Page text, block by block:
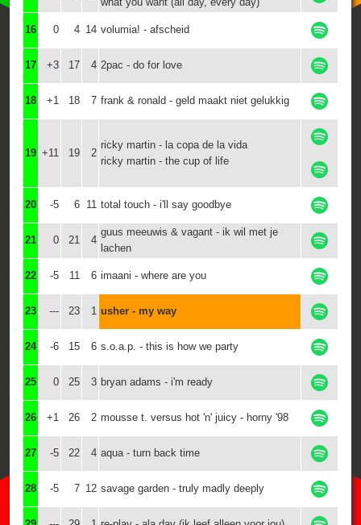
16 0 4 14 volumia! - afscheid
17 +3 17 4 2pac - do for love
18 +1 18 7 frank & ronald - geld maakt niet gelukkig
19 +11 19 2
ricky martin - la copa de la vida
ricky martin - the cup of life
20 -5 6 11 total touch - i'll say goodbye
21 0 21 4
guus meeuwis & vagant - ik wil met je
lachen
22 -5 11 6 imaani - where are you
23 --- 23 1 usher - my way
24 -6 15 6 s.o.a.p. - this is how we party
25 0 25 3 bryan adams - i'm ready
26 +1 26 2 mousse t. versus hot 'n' juicy - horny '98
27 -5 22 4 aqua - turn back time
28 -5 7 12 savage garden - truly madly deeply